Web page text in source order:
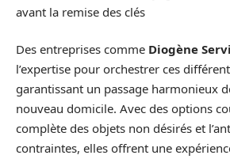
avant la remise des clés
Des entreprises comme Diogène
l’expertise pour orchestrer ces
garantissant un passage harmonieux
nouveau domicile. Avec des options
complète des objets non désirés et
contraintes, elles offrent une